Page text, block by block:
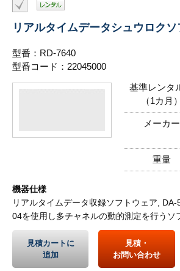
リアルタイムデータシュウロク
型番：RD-7640
型番コード：22045000
基準レンタ
（1カ月）
メーカー
重量
機器仕様
リアルタイムデータ収録ソフトウェア,
04を使用し多チャネルの動的測定を行うソ
見積カートに
追加
見積・
お問い合わせ